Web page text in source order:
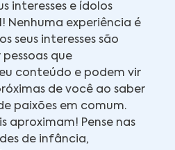
interesses e ídolos
Nenhuma experiência é
seus interesses são
que
conteúdo e podem vir
de você ao saber
paixões em comum.
aproximam! Pense nas
de infância,